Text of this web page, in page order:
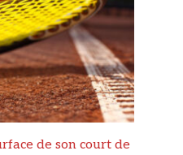
de son court de